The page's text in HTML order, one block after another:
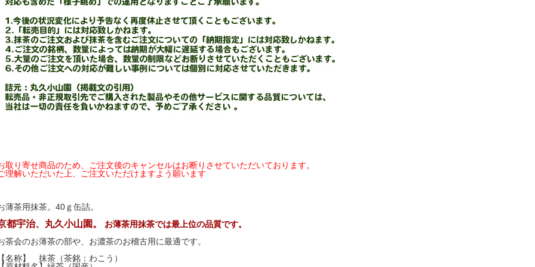
取り寄せ商品のため、ご注文後のキャンセルはお断りさせていただいております。
理解いただいた上、ご注文いただけますよう願います
薄茶用抹茶。40ｇ缶詰。
都宇治、丸久小山園。
お薄茶用抹茶では最上位の品質です。
茶会のお薄茶の部や、お濃茶のお稽古用に最適です。
名称】 抹茶（茶銘：わこう）